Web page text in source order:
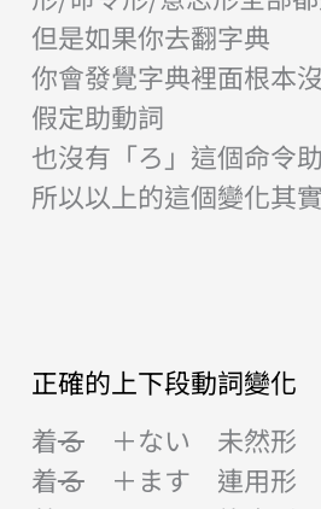
但是如果你去翻字典
你會發覺字典裡面根本
假定助動詞
也沒有「ろ」這個命令
所以以上的這個變化其
正確的上下段動詞變化
着る＋ない 未然形
着る＋ます 連用形